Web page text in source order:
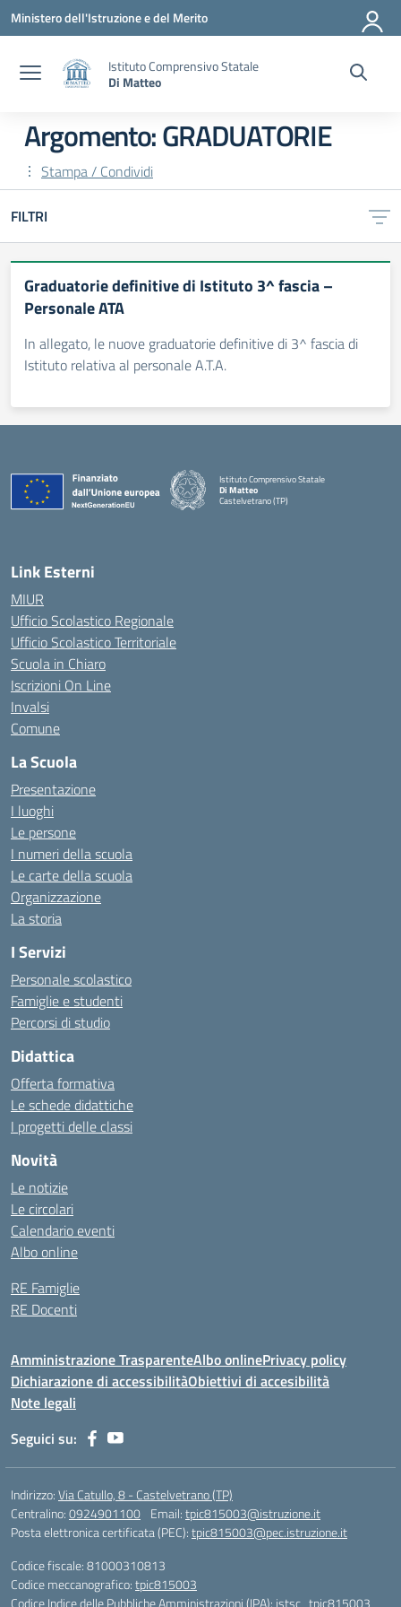
Vai ai contenuti
Vai al menu di navigazione
Vai al footer
Ministero dell'Istruzione e del Merito
Istituto Comprensivo Statale
Di Matteo
Argomento: GRADUATORIE
Stampa / Condividi
FILTRI
Graduatorie definitive di Istituto 3^ fascia –
Personale ATA
In allegato, le nuove graduatorie definitive di 3^ fascia di
Istituto relativa al personale A.T.A.
Istituto Comprensivo Statale
Di Matteo
Castelvetrano (TP)
Link Esterni
MIUR
Ufficio Scolastico Regionale
Ufficio Scolastico Territoriale
Scuola in Chiaro
Iscrizioni On Line
Invalsi
Comune
La Scuola
Presentazione
I luoghi
Le persone
I numeri della scuola
Le carte della scuola
Organizzazione
La storia
I Servizi
Personale scolastico
Famiglie e studenti
Percorsi di studio
Didattica
Offerta formativa
Le schede didattiche
I progetti delle classi
Novità
Le notizie
Le circolari
Calendario eventi
Albo online
RE Famiglie
RE Docenti
Amministrazione TrasparenteAlbo onlinePrivacy policy
Dichiarazione di accessibilitàObiettivi di accesibilità
Note legali
Seguici su:
Indirizzo:Via Catullo, 8 - Castelvetrano (TP)
Centralino:0924901100 Email:tpic815003@istruzione.it
Posta elettronica certificata (PEC):tpic815003@pec.istruzione.it
Codice fiscale: 81000310813
Codice meccanografico:tpic815003
Codice Indice delle Pubbliche Amministrazioni (IPA): istsc_tpic815003